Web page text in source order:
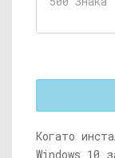
Когато
Windows 10